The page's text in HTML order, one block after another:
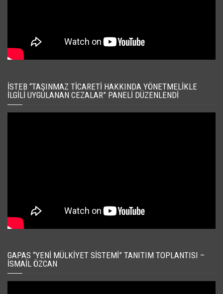
İSTEB “TAŞINMAZ TICARETI HAKKINDA YÖNETMELIKLE
İLGILI UYGULANAN CEZALAR” PANELI DÜZENLENDI
GAPAS “YENI MÜLKIYET SISTEMI” TANITIM TOPLANTISI –
İSMAIL ÖZCAN